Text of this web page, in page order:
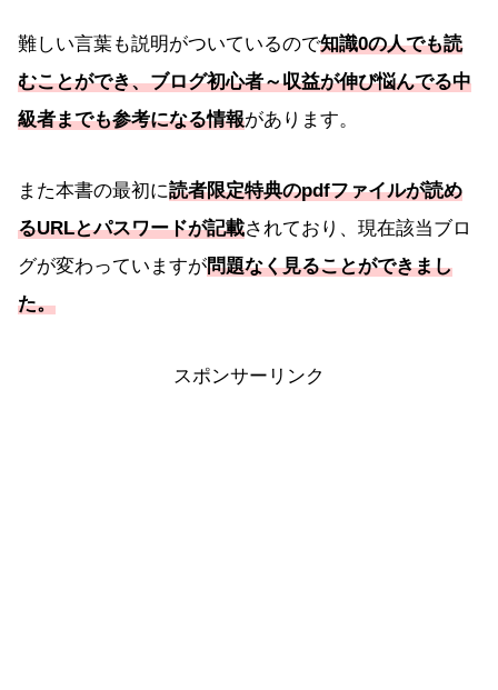
難しい言葉も説明がついているので知識0の人でも読
むことができ、ブログ初心者～収益が伸び悩んでる中
級者までも参考になる情報があります。
また本書の最初に読者限定特典のpdfファイルが読め
るURLとパスワードが記載されており、現在該当ブロ
グが変わっていますが問題なく見ることができまし
た。
スポンサーリンク